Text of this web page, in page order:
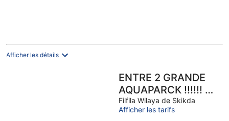
Afficher les détails
ENTRE 2 GRANDE
AQUAPARCK !!!!!! F3
luxueuse a
Residence
Filfila Wilaya de Skikda
Afficher les tarifs